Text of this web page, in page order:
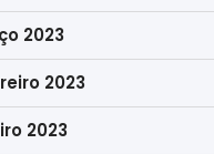
2023
2023
2023